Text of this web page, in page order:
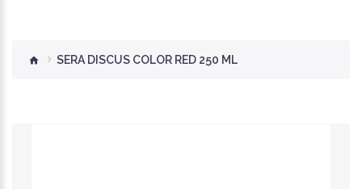
SERA DISCUS COLOR RED 250 ML